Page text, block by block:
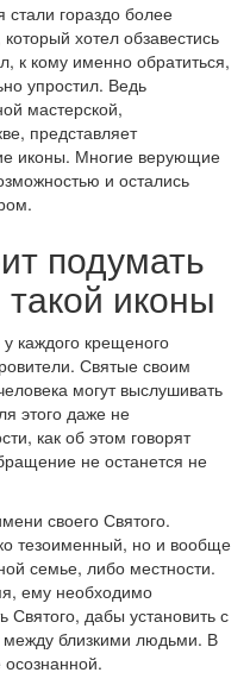
стали гораздо более
хотел обзавестись
к кому именно обратиться,
упростил. Ведь
мастерской,
представляет
иконы. Многие верующие
и остались
подумать
иконы
каждого крещеного
Святые своим
могут выслушивать
этого даже не
как об этом говорят
не останется не
своего Святого.
тезоименный, но и вообще
семье, либо местности.
ему необходимо
Святого, дабы установить с
между близкими людьми. В